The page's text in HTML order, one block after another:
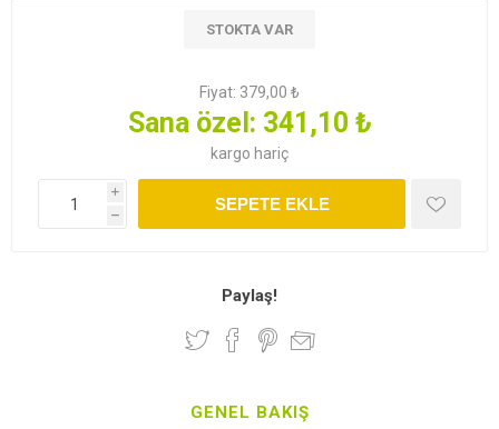
STOKTA VAR
Fiyat: 379,00 ₺
Sana özel: 341,10 ₺
kargo hariç
i
h
SEPETE EKLE
Paylaş!
GENEL BAKIŞ